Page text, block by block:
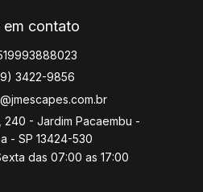
em contato
3422-9856
240 - Jardim Pacaembu -
- SP 13424-530
das 07:00 as 17:00